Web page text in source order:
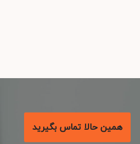
همین حالا تماس بگیرید